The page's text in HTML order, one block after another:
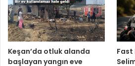
Keşan’da otluk alanda
başlayan yangın eve
Fast